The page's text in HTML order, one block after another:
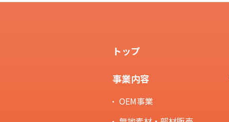
トップ
事業内容
OEM事業